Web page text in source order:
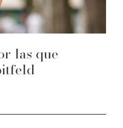
las que